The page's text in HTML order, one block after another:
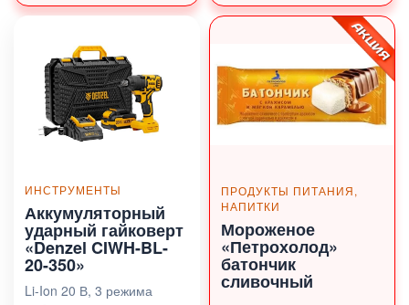
ИНСТРУМЕНТЫ
Аккумуляторный
ударный гайковерт
«Denzel CIWH-BL-
20-350»
Li-Ion 20 В, 3 режима
ПРОДУКТЫ ПИТАНИЯ,
НАПИТКИ
Мороженое
«Петрохолод»
батончик
сливочный